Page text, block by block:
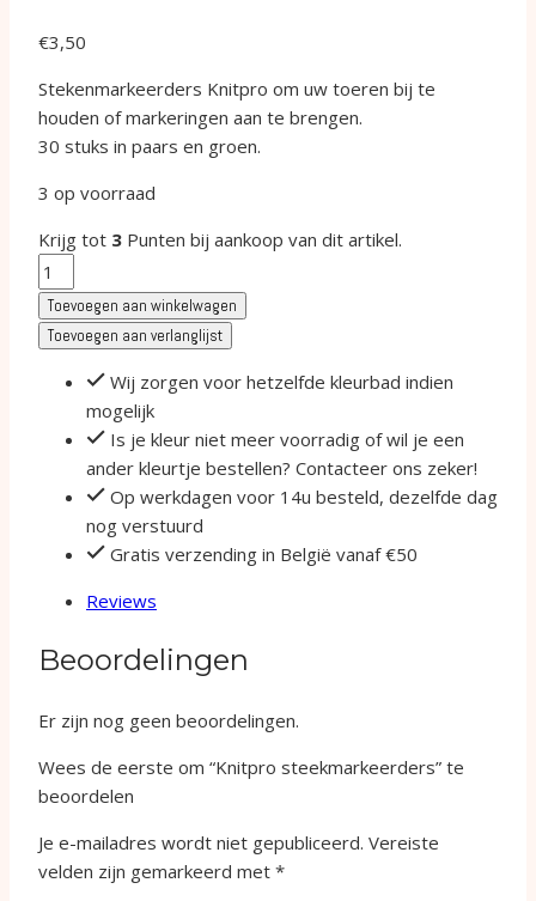
€3,50
Stekenmarkeerders Knitpro om uw toeren bij te
houden of markeringen aan te brengen.
30 stuks in paars en groen.
3 op voorraad
Krijg tot 3 Punten bij aankoop van dit artikel.
Knitpro
steekmarkeerders
aantal
Toevoegen aan winkelwagen
Toevoegen aan verlanglijst
Wij zorgen voor hetzelfde kleurbad indien
mogelijk
Is je kleur niet meer voorradig of wil je een
ander kleurtje bestellen? Contacteer ons zeker!
Op werkdagen voor 14u besteld, dezelfde dag
nog verstuurd
Gratis verzending in België vanaf €50
Reviews
Beoordelingen
Er zijn nog geen beoordelingen.
Wees de eerste om “Knitpro steekmarkeerders” te
beoordelen
Je e-mailadres wordt niet gepubliceerd. Vereiste
velden zijn gemarkeerd met *